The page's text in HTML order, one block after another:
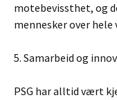
motebevissthet, og
mennesker over hele
5. Samarbeid og
PSG har alltid vært